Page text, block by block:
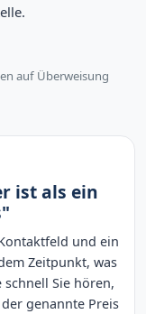
auf Überweisung
ist als ein
und ein
Zeitpunkt, was
Sie hören,
genannte Preis